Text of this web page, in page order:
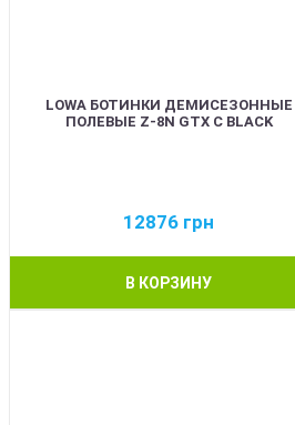
LOWA БОТИНКИ ДЕМИСЕЗОННЫЕ
ПОЛЕВЫЕ Z-8N GTX C BLACK
12876 грн
В КОРЗИНУ